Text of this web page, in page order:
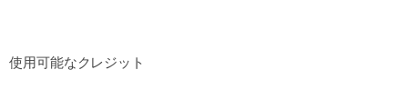
使用可能なクレジット